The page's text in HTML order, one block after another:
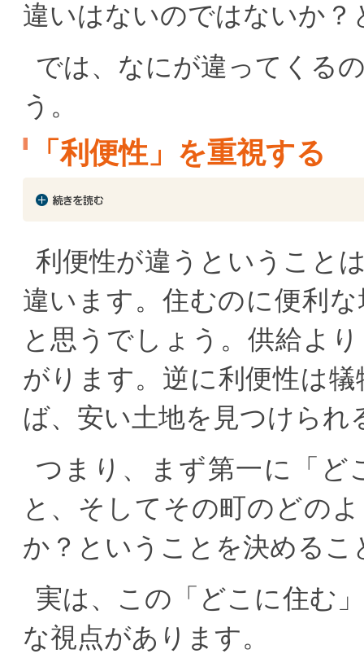
違いはないのではないか
では、なにが違ってくる
う。
「利便性」を重視する
利便性が違うということ
違います。住むのに便利
と思うでしょう。供給よ
がります。逆に利便性は
ば、安い土地を見つけられ
つまり、まず第一に「ど
と、そしてその町のどの
か？ということを決めるこ
実は、この「どこに住む
な視点があります。